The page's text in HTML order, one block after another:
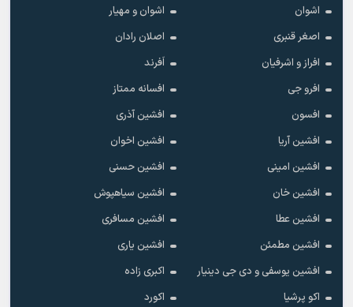
اشوان
اشوان و مهیار
اصغر قنبری
اصلان رادان
افراز و اشرفیان
اَفرند
افرو جی
افسانه ممتاز
افسون
افشین آذری
افشین آریا
افشین اخوان
افشین امینی
افشین حسنی
افشین خان
افشین سیاهپوش
افشین عطا
افشین مسافری
افشین مطمئن
افشین یاری
افشین یوسفی و دی جی دینیار
اکبری زاده
اکو پرشیا
اکورد